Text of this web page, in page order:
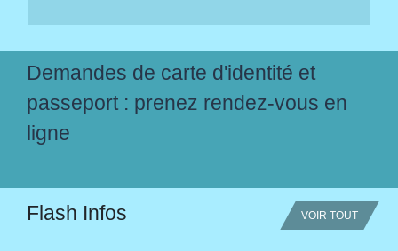
Demandes de carte d'identité et
passeport : prenez rendez-vous en
ligne
Flash Infos VOIR TOUT